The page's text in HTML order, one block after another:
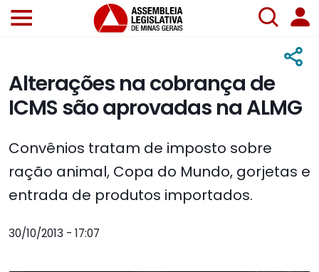
Alterações na cobrança de
ICMS são aprovadas na ALMG
Convênios tratam de imposto sobre
ração animal, Copa do Mundo, gorjetas e
entrada de produtos importados.
30/10/2013 - 17:07